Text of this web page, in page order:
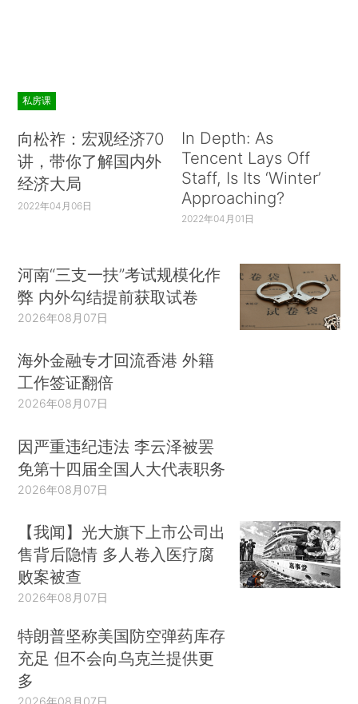
私房课
向松祚：宏观经济70
讲，带你了解国内外
经济大局
2022年04月06日
In Depth: As
Tencent Lays Off
Staff, Is Its ‘Winter’
Approaching?
2022年04月01日
河南“三支一扶”考试规模化作
弊 内外勾结提前获取试卷
2026年08月07日
海外金融专才回流香港 外籍
工作签证翻倍
2026年08月07日
因严重违纪违法 李云泽被罢
免第十四届全国人大代表职务
2026年08月07日
【我闻】光大旗下上市公司出
售背后隐情 多人卷入医疗腐
败案被查
2026年08月07日
特朗普坚称美国防空弹药库存
充足 但不会向乌克兰提供更
多